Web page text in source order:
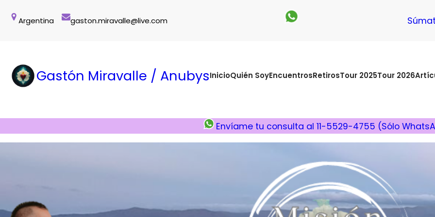
Argentina gaston.miravalle@live.com
Gastón Miravalle / AnubysInicioQuién SoyEncuentrosRetirosTour 2025Tour 2026
Envíame tu consulta al 11-5529-4755 (Sólo